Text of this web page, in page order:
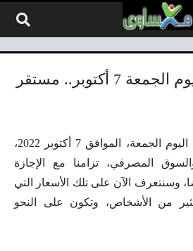
أسعار العملات اليوم الجمعة 7 أكتوبر.. مستقر
استقرت أسعار العملات اليوم الجمعة، الموافق 7 أكتوبر 2022،
المصرفي، تزامنا مع الإجازة
وسنتعرف الآن على تلك الأسعار التي
من الأشخاص، وتكون على النحو